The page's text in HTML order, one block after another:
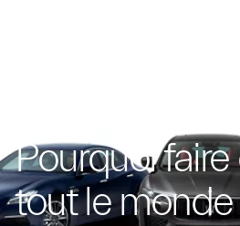
Pourquoi
tout le monde